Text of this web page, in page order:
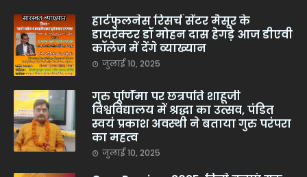
हार्टफुलनेस रिसर्च सेंटर मैसूर के
डायरेक्टर डॉ मोहन दास हेगड़े आज डीएवी
कॉलेज में देंगे व्याख्यान
जुलाई 10, 2025
गुरु पूर्णिमा पर छत्रपति शाहूजी
विश्वविद्यालय में श्रद्धा का उत्सव, पंडित
स्वयं प्रकाश अवस्थी ने बताया गुरु परंपरा
का महत्व
जुलाई 10, 2025